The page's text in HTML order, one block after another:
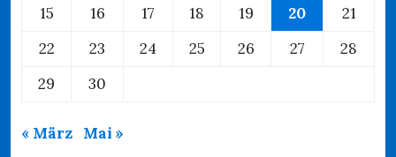
15
16 17 18 19 20
21
22
23 24 25 26 27
28
29
30
« März Mai »